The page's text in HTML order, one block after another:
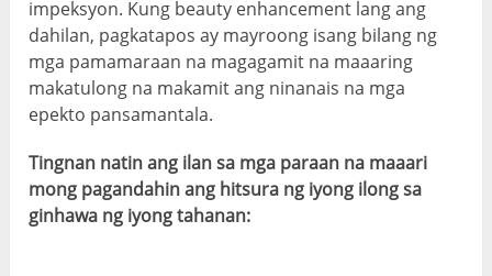
impeksyon. Kung beauty enhancement lang ang
dahilan, pagkatapos ay mayroong isang bilang ng
mga pamamaraan na magagamit na maaaring
makatulong na makamit ang ninanais na mga
epekto pansamantala.
Tingnan natin ang ilan sa mga paraan na maaari
mong pagandahin ang hitsura ng iyong ilong sa
ginhawa ng iyong tahanan: